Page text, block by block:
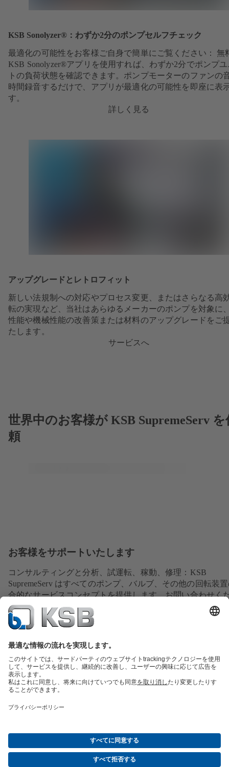
KSB Sonolyzer®：わずか2分のポンプセルフチェック
最適化の可能性をお客様ご自身で簡単にご覧ください： 無
KSB Sonolyzer®アプリを使用すれば、わずか2分でポンプ
トの負荷状態を確認できます。ポンプモーターのファンの
時間録音するだけで、アプリが最適化の可能性を即座に表
す。
詳しく見る
アップグレードとレトロフィット
新しい法規制への対応やプロセス変更、またはさらなる高
転の実現など、当社はあらゆるメーカーのポンプを対象に
性能や機械性能の改善策または材料のアップグレードをご
たします。
サービスへ
世界中のお客様が KSB SupremeServ を
頼
お客様をサポートいたします
コンサルティングと分析、試運転、稼動、修理：KSB
SupremeServ はすべてのポンプ、バルブ、その他の回転装
合的なサービスコンセプトを提供します。お問い合わせく
い。
サービスの概要ツール
廃水技術水技術産業技術建築物管理エネルギー技術
ソーシャルメディア